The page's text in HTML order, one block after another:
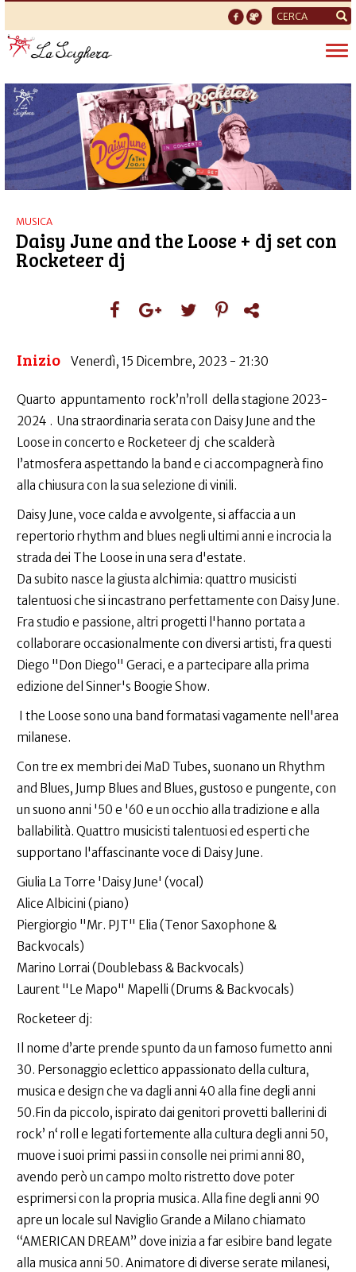
Form
di
ricerca
MUSICA
Daisy June and the Loose + dj set con
Rocketeer dj
Inizio Venerdì, 15 Dicembre, 2023 - 21:30
Quarto appuntamento rock’n’roll della stagione 2023-
2024 . Una straordinaria serata con Daisy June and the
Loose in concerto e Rocketeer dj che scalderà
l’atmosfera aspettando la band e ci accompagnerà fino
alla chiusura con la sua selezione di vinili.
Daisy June, voce calda e avvolgente, si affaccia a un
repertorio rhythm and blues negli ultimi anni e incrocia la
strada dei The Loose in una sera d'estate.
Da subito nasce la giusta alchimia: quattro musicisti
talentuosi che si incastrano perfettamente con Daisy June.
Fra studio e passione, altri progetti l'hanno portata a
collaborare occasionalmente con diversi artisti, fra questi
Diego "Don Diego" Geraci, e a partecipare alla prima
edizione del Sinner's Boogie Show.
I the Loose sono una band formatasi vagamente nell'area
milanese.
Con tre ex membri dei MaD Tubes, suonano un Rhythm
and Blues, Jump Blues and Blues, gustoso e pungente, con
un suono anni '50 e '60 e un occhio alla tradizione e alla
ballabilità. Quattro musicisti talentuosi ed esperti che
supportano l'affascinante voce di Daisy June.
Giulia La Torre 'Daisy June' (vocal)
Alice Albicini (piano)
Piergiorgio "Mr. PJT" Elia (Tenor Saxophone &
Backvocals)
Marino Lorrai (Doublebass & Backvocals)
Laurent "Le Mapo" Mapelli (Drums & Backvocals)
Rocketeer dj:
Il nome d’arte prende spunto da un famoso fumetto anni
30. Personaggio eclettico appassionato della cultura,
musica e design che va dagli anni 40 alla fine degli anni
50.Fin da piccolo, ispirato dai genitori provetti ballerini di
rock’ n‘ roll e legati fortemente alla cultura degli anni 50,
muove i suoi primi passi in consolle nei primi anni 80,
avendo però un campo molto ristretto dove poter
esprimersi con la propria musica. Alla fine degli anni 90
apre un locale sul Naviglio Grande a Milano chiamato
“AMERICAN DREAM” dove inizia a far esibire band legate
alla musica anni 50. Animatore di diverse serate milanesi,